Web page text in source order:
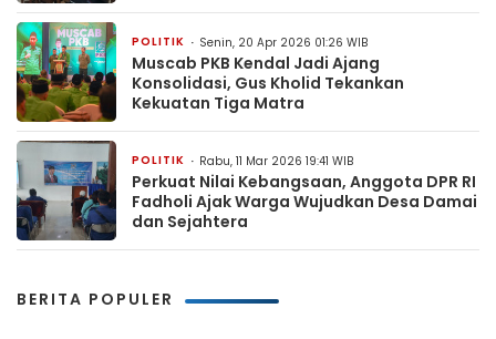
POLITIK Senin, 20 Apr 2026 01:26 WIB
Muscab PKB Kendal Jadi Ajang
Konsolidasi, Gus Kholid Tekankan
Kekuatan Tiga Matra
POLITIK Rabu, 11 Mar 2026 19:41 WIB
Perkuat Nilai Kebangsaan, Anggota DPR RI
Fadholi Ajak Warga Wujudkan Desa Damai
dan Sejahtera
BERITA POPULER